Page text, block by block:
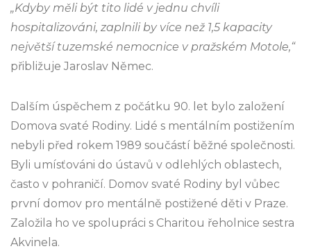
„Kdyby měli být tito lidé v jednu chvíli
hospitalizováni, zaplnili by více než 1,5 kapacity
největší tuzemské nemocnice v pražském Motole,“
přibližuje Jaroslav Němec.
Dalším úspěchem z počátku 90. let bylo založení
Domova svaté Rodiny. Lidé s mentálním postižením
nebyli před rokem 1989 součástí běžné společnosti.
Byli umísťováni do ústavů v odlehlých oblastech,
často v pohraničí. Domov svaté Rodiny byl vůbec
první domov pro mentálně postižené děti v Praze.
Založila ho ve spolupráci s Charitou řeholnice sestra
Akvinela.